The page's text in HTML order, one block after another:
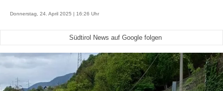
Donnerstag, 24. April 2025 | 16:26 Uhr
Südtirol News auf Google folgen